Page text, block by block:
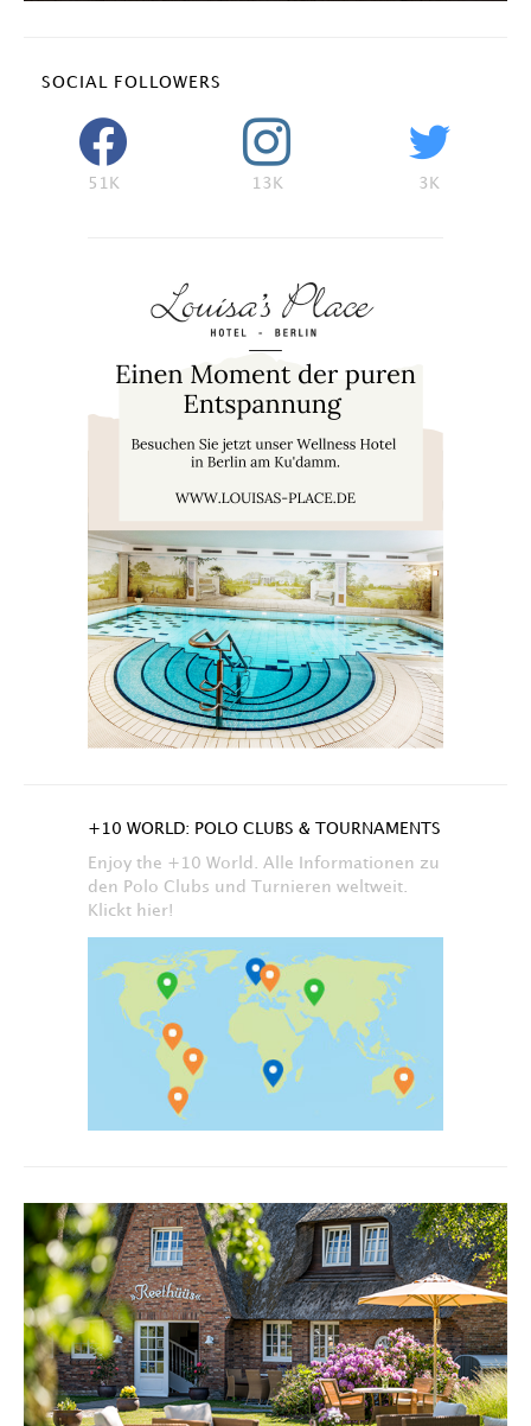
SOCIAL FOLLOWERS
51K 13K 3K
+10 WORLD: POLO CLUBS & TOURNAMENTS
Enjoy the +10 World. Alle Informationen zu
den Polo Clubs und Turnieren weltweit.
Klickt hier!